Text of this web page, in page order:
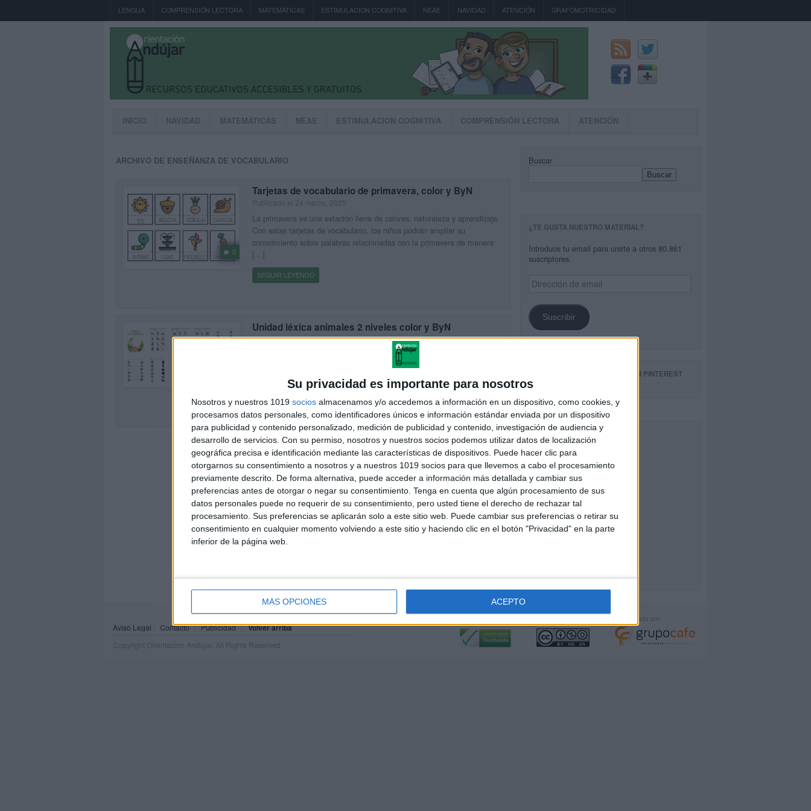
Su privacidad es importante para nosotros
Nosotros y nuestros 1019 socios almacenamos y/o accedemos a información en un dispositivo, como cookies, y
procesamos datos personales, como identificadores únicos e información estándar enviada por un dispositivo
para publicidad y contenido personalizado, medición de publicidad y contenido, investigación de audiencia y
desarrollo de servicios. Con su permiso, nosotros y nuestros socios podemos utilizar datos de localización
geográfica precisa e identificación mediante las características de dispositivos. Puede hacer clic para
otorgarnos su consentimiento a nosotros y a nuestros 1019 socios para que llevemos a cabo el procesamiento
previamente descrito. De forma alternativa, puede acceder a información más detallada y cambiar sus
preferencias antes de otorgar o negar su consentimiento. Tenga en cuenta que algún procesamiento de sus
datos personales puede no requerir de su consentimiento, pero usted tiene el derecho de rechazar tal
procesamiento. Sus preferencias se aplicarán solo a este sitio web. Puede cambiar sus preferencias o retirar su
consentimiento en cualquier momento volviendo a este sitio y haciendo clic en el botón "Privacidad" en la parte
inferior de la página web.
MÁS OPCIONES ACEPTO
LENGUA COMPRENSIÓN LECTORA MATEMÁTICAS ESTIMULACION COGNITIVA NEAE NAVIDAD ATENCIÓN GRAFOMOTRICIDAD
INICIO NAVIDAD MATEMÁTICAS NEAE ESTIMULACION COGNITIVA COMPRENSIÓN LECTORA ATENCIÓN
ARCHIVO DE ENSEÑANZA DE VOCABULARIO
0
Tarjetas de vocabulario de primavera, color y ByN
La primavera es una estación llena de colores, naturaleza y aprendizaje.
Con estas tarjetas de vocabulario, los niños podrán ampliar su
conocimiento sobre palabras relacionadas con la primavera de manera
[…]
SEGUIR LEYENDO
Unidad léxica animales 2 niveles color y ByN
Publicado el 16 febrero, 2025
El aprendizaje del vocabulario relacionado con los animales es una de
las primeras etapas en la adquisición del lenguaje. Para reforzar este
contenido, hemos diseñado una unidad léxica de animales […]
SEGUIR LEYENDO
Buscar
Buscar
¿TE GUSTA NUESTRO MATERIAL?
Introduce tu email para unirte a otros 80.861
suscriptores.
Dirección
de
Suscribir
SIGUE NUESTROS TABLEROS EN PINTEREST
Aviso Legal Contacto Publicidad Volver arriba
Copyright Orientacion Andujar. All Rights Reserved